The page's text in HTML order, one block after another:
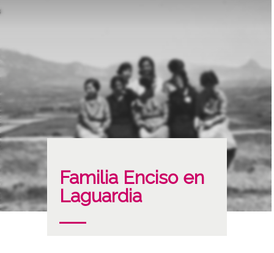
Familia Enciso en
Laguardia